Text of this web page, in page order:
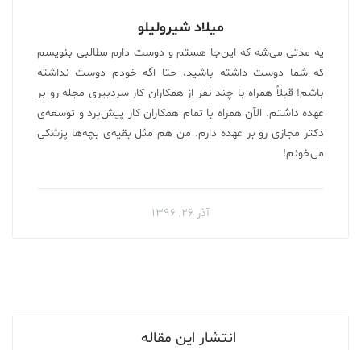
انتشار این مقاله
میلاد شیرولیلو
یه مدتی می‌شه که این‌جا هستم و دوست دارم مطالبی بنویسم
که شما دوست داشته باشید، حتا اگه خودم دوست نداشته
باشم! قبلاً همراه با چند نفر از همکاران کار سردبیری مجله رو بر
عهده داشتم. الآن همراه با تمام همکاران کار پیش‌برد و توسعه‌ی
دکتر مجازی رو بر عهده دارم. من هم مثل بقیه‌ی بچه‌ها پزشکی
می‌خونم!
آذر ۲۶, ۱۳۹۶